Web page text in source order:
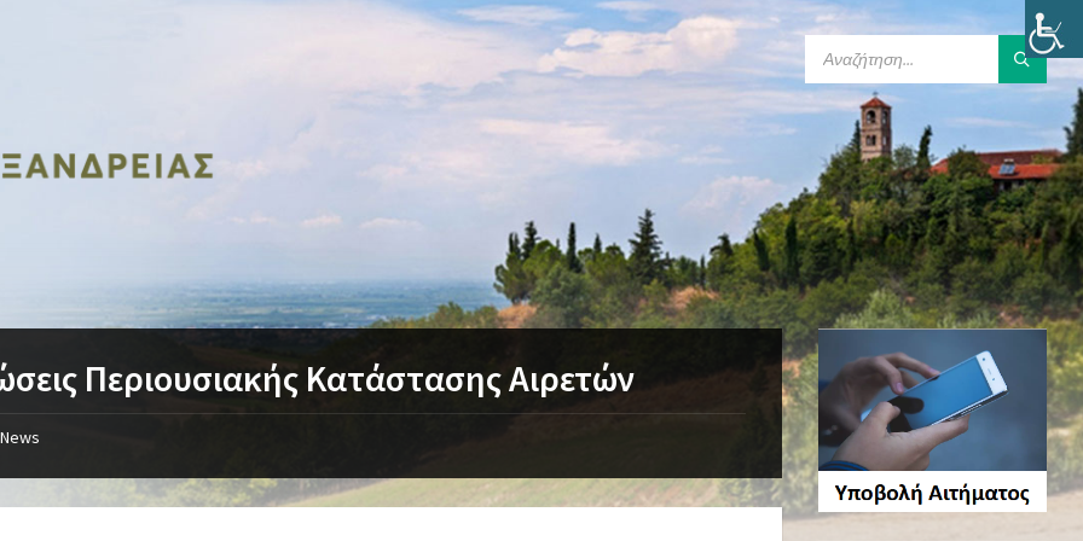
Περιουσιακής Κατάστασης Αιρετών
News